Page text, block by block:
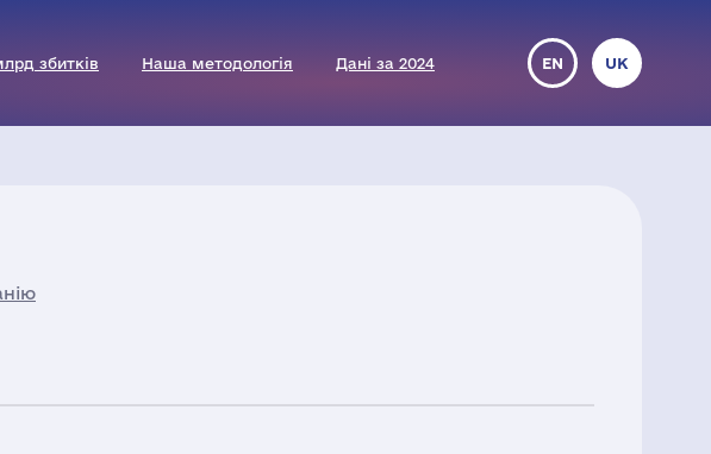
збитків Наша методологія Дані за 2024 EN UK